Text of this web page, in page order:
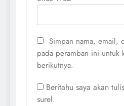
Simpan nama, email,
pada peramban ini untuk
berikutnya.
Beritahu saya akan
surel.